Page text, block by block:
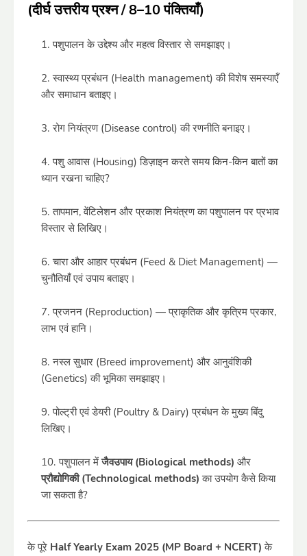
(दीर्घ उत्तरीय प्रश्न / 8–10 पंक्तियाँ)
पशुपालन के उद्देश्य और महत्व विस्तार से समझाइए।
स्वास्थ्य प्रबंधन (Health management) की विशेष समस्याएँ
और समाधान बताइए।
रोग नियंत्रण (Disease control) की रणनीति बनाइए।
पशु आवास (Housing) डिज़ाइन करते समय किन-किन बातों का
ध्यान रखना चाहिए?
तापमान, वेंटिलेशन और प्रकाश नियंत्रण का पशुपालन पर प्रभाव
विस्तार से लिखिए।
चारा और आहार प्रबंधन (Feed & Diet Management) —
चुनौतियाँ एवं उपाय बताइए।
प्रजनन (Reproduction) — प्राकृतिक और कृत्रिम प्रकार,
लाभ एवं हानि।
नस्ल सुधार (Breed improvement) और आनुवंशिकी
(Genetics) की भूमिका समझाइए।
पोल्ट्री एवं डेयरी (Poultry & Dairy) प्रबंधन के मुख्य बिंदु
लिखिए।
पशुपालन मेंजैवउपाय (Biological methods) और
प्रौद्योगिकी (Technological methods) का उपयोग कैसे किया
जा सकता है?
के पूरे Half Yearly Exam 2025 (MP Board + NCERT) के